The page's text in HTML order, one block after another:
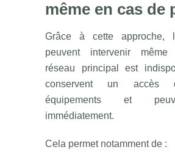
même en cas de
Grâce à cette approche,
peuvent intervenir
réseau principal est
conservent un accès
équipements et
immédiatement.
Cela permet notamment de :